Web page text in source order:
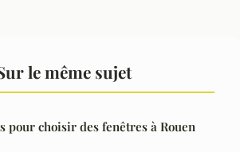
le même sujet
pour choisir des fenêtres à Rouen